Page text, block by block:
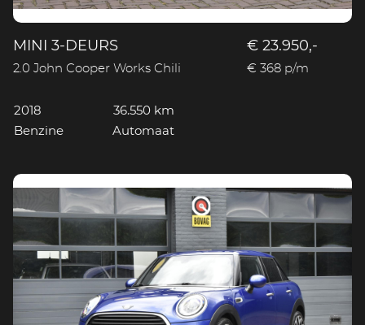
MINI 3-DEURS
2.0 John Cooper Works Chili
€ 23.950,-
€ 368 p/m
2018
36.550 km
Benzine
Automaat